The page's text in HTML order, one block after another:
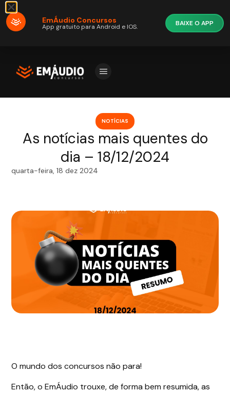
NOTÍCIAS
As notícias mais quentes do
dia – 18/12/2024
quarta-feira, 18 dez 2024
O mundo dos concursos não para!
Então, o EmÁudio trouxe, de forma bem resumida, as
EmÁudio Concursos
App gratuito para Android e IOS. BAIXE O APP